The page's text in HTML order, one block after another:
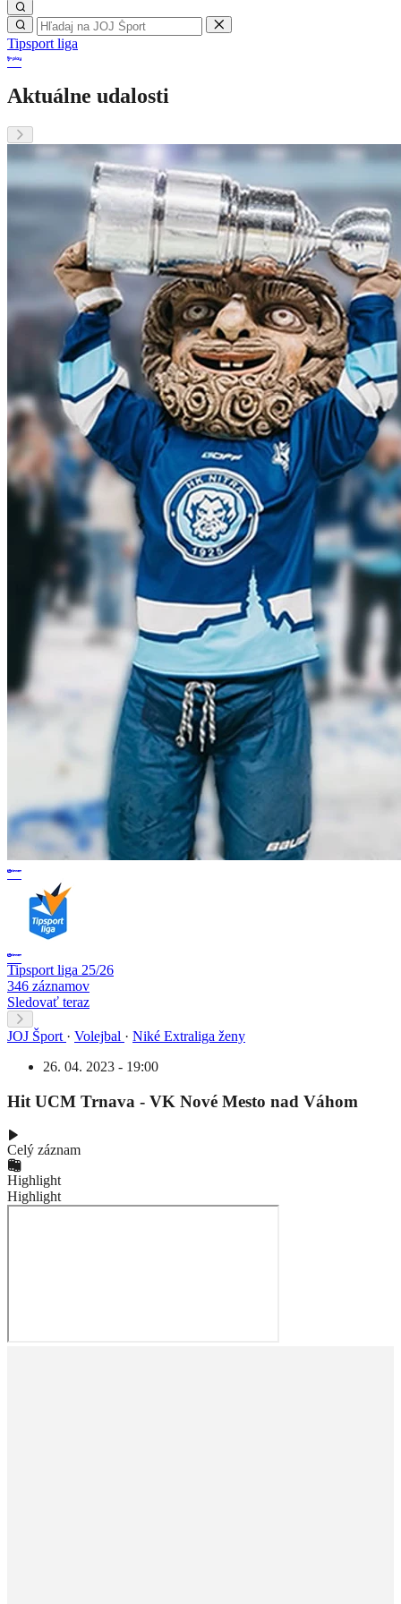
Tipsport liga
Aktuálne udalosti
Tipsport liga 25/26
346 záznamov
Sledovať teraz
JOJ Šport · Volejbal · Niké Extraliga ženy
26. 04. 2023 - 19:00
Hit UCM Trnava - VK Nové Mesto nad Váhom
Celý záznam
Highlight
Highlight